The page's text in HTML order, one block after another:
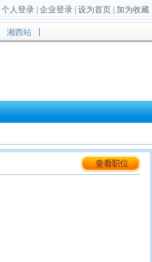
个人登录 企业登录 设为首页 加为收藏
湘西站